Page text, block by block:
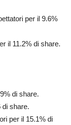
per il 9.6%
il 11.2% di share.
di share.
di share.
per il 15.1% di